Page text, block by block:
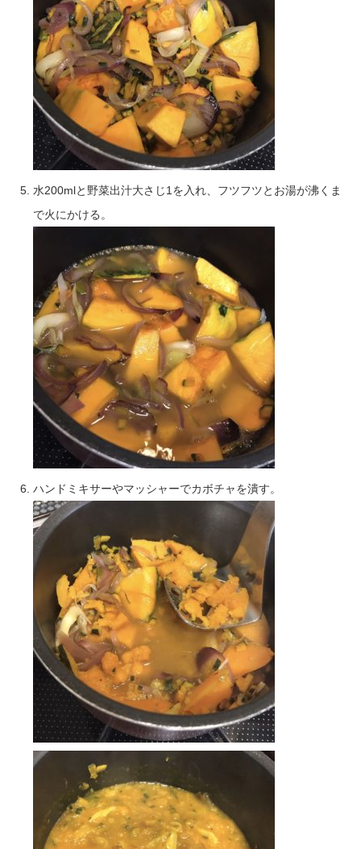
水200mlと野菜出汁大さじ1を入れ、フツフツとお湯が沸くま
で火にかける。
ハンドミキサーやマッシャーでカボチャを潰す。